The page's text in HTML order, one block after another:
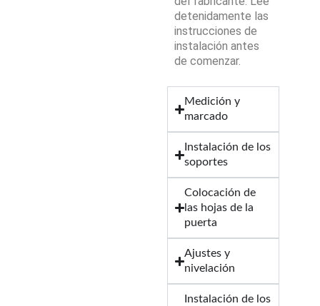
detenidamente las
instrucciones de
instalación antes
de comenzar.
Medición y
marcado
Instalación de los
soportes
Colocación de
las hojas de la
puerta
Ajustes y
nivelación
Instalación de los